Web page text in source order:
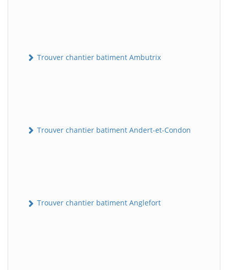
Trouver chantier batiment Ambutrix
Trouver chantier batiment Andert-et-Condon
Trouver chantier batiment Anglefort